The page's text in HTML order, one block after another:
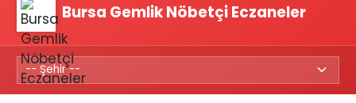
Bursa Gemlik Nöbetçi Eczaneler